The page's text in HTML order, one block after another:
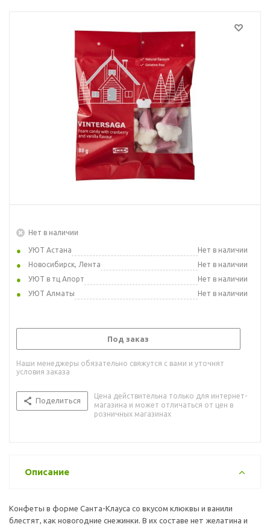
Нет в наличии
УЮТ Астана
Нет в наличии
Новосибирск, Лента
Нет в наличии
УЮТ в тц Апорт
Нет в наличии
УЮТ Алматы
Нет в наличии
Под заказ
Наши менеджеры обязательно свяжутся с вами и уточнят
условия заказа
Поделиться
Цена действительна только для интернет-
магазина и может отличаться от цен в
розничных магазинах
Описание
Конфеты в форме Санта-Клауса со вкусом клюквы и ванили
блестят, как новогодние снежинки. В их составе нет желатина и